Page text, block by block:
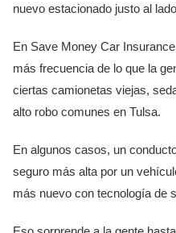
nuevo estacionado justo al
En Save Money Car
más frecuencia de lo que la
ciertas camionetas viejas,
alto robo comunes en Tulsa.
En algunos casos, un
seguro más alta por un
más nuevo con tecnología de